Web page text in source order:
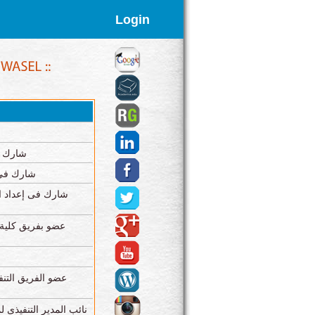
Login
شارك
شارك فى
شارك فى إعداد
عضو بفريق كلية
عضو الفريق
نائب المدير